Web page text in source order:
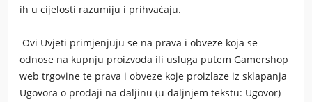
ih u cijelosti razumiju i prihvaćaju.
Ovi Uvjeti primjenjuju se na prava i obveze koja se
odnose na kupnju proizvoda ili usluga putem Gamershop
web trgovine te prava i obveze koje proizlaze iz sklapanja
Ugovora o prodaji na daljinu (u daljnjem tekstu: Ugovor)